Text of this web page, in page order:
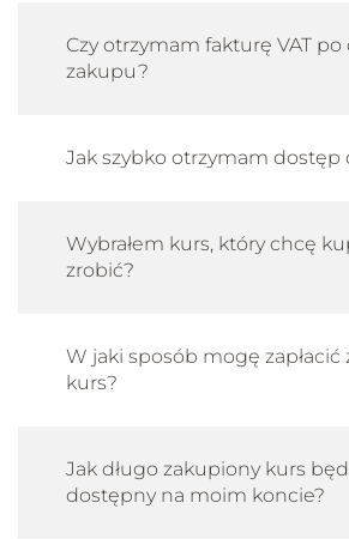
07.01 - Zautomatyzowane
08.01 - Renderowanie -
08.02 - Renderowanie -
09.01 - Postprodukcja -
09.02 - Postprodukcja - Ujecie
13 min 27 s
Czy otrzymam fakturę VAT
zakupu?
Jak szybko otrzymam dostęp
Wybrałem kurs, który chcę
zrobić?
W jaki sposób mogę zapłacić
kurs?
Jak długo zakupiony kurs
dostępny na moim koncie?